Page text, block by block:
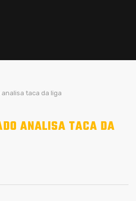
taca da liga
ANALISA TACA DA